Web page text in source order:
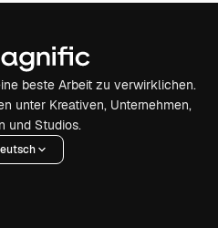
beste Arbeit zu verwirklichen.
unter Kreativen, Unternehmen,
und Studios.